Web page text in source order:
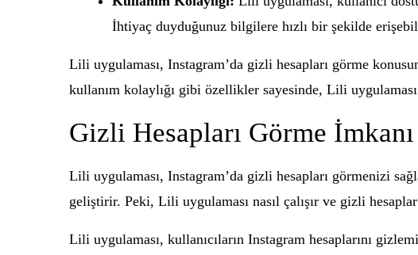
İhtiyaç duyduğunuz bilgilere hızlı bir şekilde
Lili uygulaması, Instagram’da gizli hesapları görme
kullanım kolaylığı gibi özellikler sayesinde, Lili
Gizli Hesapları Görme İmkanı
Lili uygulaması, Instagram’da gizli hesapları görmenizi
geliştirir. Peki, Lili uygulaması nasıl çalışır ve gizli
Lili uygulaması, kullanıcıların Instagram hesaplarını